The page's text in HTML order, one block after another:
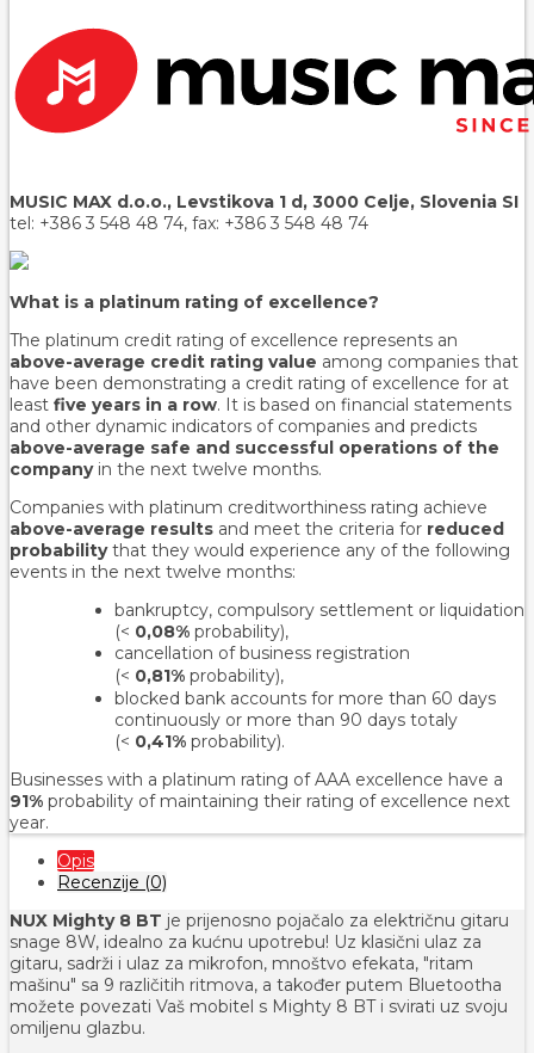
MUSIC MAX d.o.o., Levstikova 1 d, 3000 Celje, Slovenia SI
tel: +386 3 548 48 74, fax: +386 3 548 48 74
What is a platinum rating of excellence?
The platinum credit rating of excellence represents an
above-average credit rating value among companies that
have been demonstrating a credit rating of excellence for at
least five years in a row. It is based on financial statements
and other dynamic indicators of companies and predicts
above-average safe and successful operations of the
companyin the next twelve months.
Companies with platinum creditworthiness rating achieve
above-average results and meet the criteria for reduced
probabilitythat they would experience any of the following
events in the next twelve months:
bankruptcy, compulsory settlement or liquidation
(< 0,08% probability),
cancellation of business registration
(< 0,81% probability),
blocked bank accounts for more than 60 days
continuously or more than 90 days totaly
(< 0,41% probability).
Businesses with a platinum rating of AAA excellence have a
91% probability of maintaining their rating of excellence next
year.
Opis
Recenzije (0)
NUX Mighty 8 BT je prijenosno pojačalo za električnu gitaru
snage 8W, idealno za kućnu upotrebu! Uz klasični ulaz za
gitaru, sadrži i ulaz za mikrofon, mnoštvo efekata, "ritam
mašinu" sa 9 različitih ritmova, a također putem Bluetootha
možete povezati Vaš mobitel s Mighty 8 BT i svirati uz svoju
omiljenu glazbu.